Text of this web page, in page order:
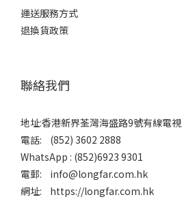
運送服務方式
退換貨政策
聯絡我們
地址:香港新界荃灣海盛路9號有線電
電話: (852) 3602 2888
WhatsApp : (852)6923 9301
電郵: info@longfar.com.hk
網址: https://longfar.com.hk